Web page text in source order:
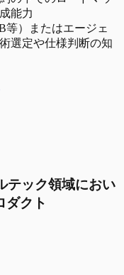
能力
等）またはエージェ
選定や仕様判断の知
テック領域におい
ダクト